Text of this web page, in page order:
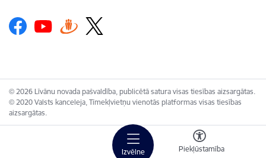
Izvēlne Piekļūstamība
© 2026 Līvānu novada pašvaldība, publicētā satura visas tiesības aizsargātas.
© 2020 Valsts kanceleja, Tīmekļvietņu vienotās platformas visas tiesības
aizsargātas.